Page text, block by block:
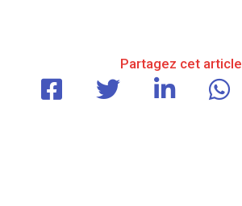
Partagez cet article